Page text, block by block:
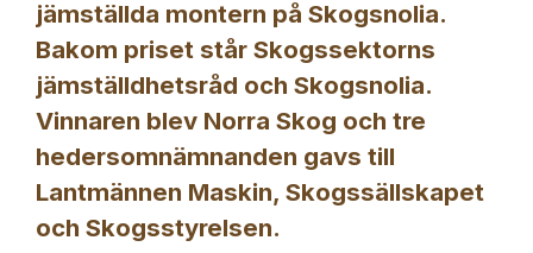
jämställda montern på Skogsnolia.
Bakom priset står Skogssektorns
jämställdhetsråd och Skogsnolia.
Vinnaren blev Norra Skog och tre
hedersomnämnanden gavs till
Lantmännen Maskin, Skogssällskapet
och Skogsstyrelsen.